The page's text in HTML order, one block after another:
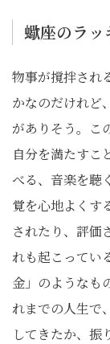
蠍座のラッ
物事が撹拌され
かなのだけれど
がありそう。こ
自分を満たすこ
べる、音楽を聴
覚を心地よくす
されたり、評価
れも起こってい
金」のようなも
れまでの人生で
してきたか、振